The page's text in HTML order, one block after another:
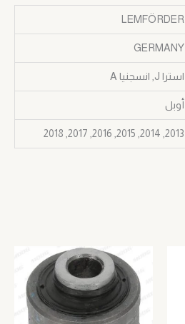
LEMFÖRDER
GERMANY
استرا J, انسجنيا A
أوبل
2013, 2014, 2015, 2016, 2017, 2018